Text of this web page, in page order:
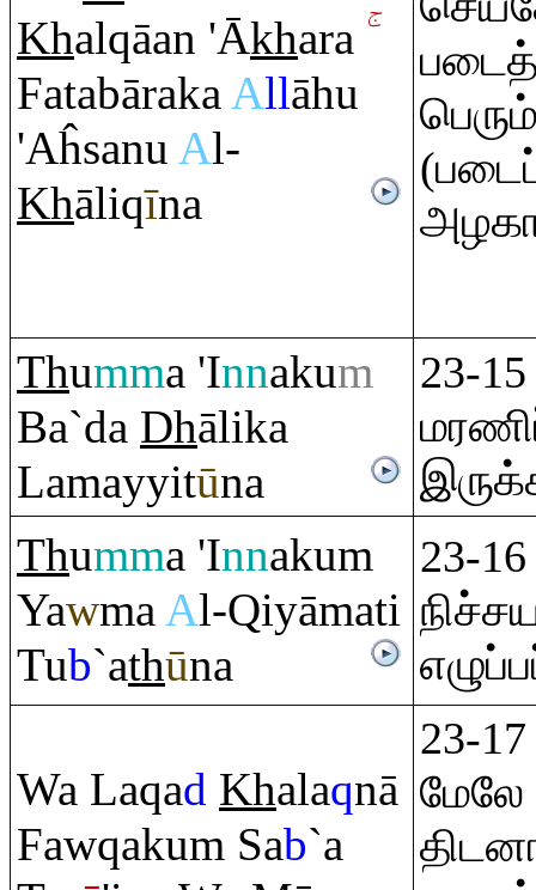
Khalqāan 'Ākhara
FatabārakaAllāhu
'Aĥsanu Al-
Khāliqīna
Thumma 'Innakum
Ba`da Dhālika
Lamayyitūna
23-
Thumma 'Innakum
YawmaAl-Qiyāmati
Tub`athūna
23-
Wa Laqad Khalaqnā
Fawqakum Sab`a
23-